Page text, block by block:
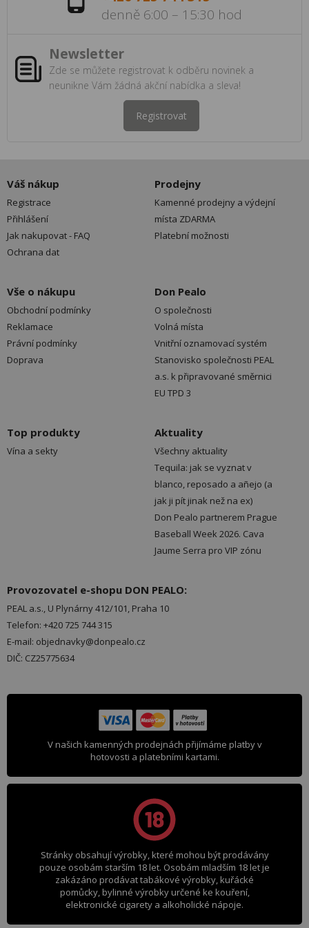
denně 6:00 – 15:30 hod
Newsletter
Zde se můžete registrovat k odběru novinek a
neunikne Vám žádná akční nabídka a sleva!
Registrovat
Váš nákup
Registrace
Přihlášení
Jak nakupovat - FAQ
Ochrana dat
Prodejny
Kamenné prodejny a výdejní
místa ZDARMA
Platební možnosti
Vše o nákupu
Obchodní podmínky
Reklamace
Právní podmínky
Doprava
Don Pealo
O společnosti
Volná místa
Vnitřní oznamovací systém
Stanovisko společnosti PEAL
a.s. k připravované směrnici
EU TPD 3
Top produkty
Vína a sekty
Aktuality
Všechny aktuality
Tequila: jak se vyznat v
blanco, reposado a añejo (a
jak ji pít jinak než na ex)
Don Pealo partnerem Prague
Baseball Week 2026. Cava
Jaume Serra pro VIP zónu
Provozovatel e-shopu DON PEALO:
PEAL a.s., U Plynárny 412/101, Praha 10
Telefon: +420 725 744 315
E-mail: objednavky@donpealo.cz
DIČ: CZ25775634
V našich kamenných prodejnách přijímáme platby v
hotovosti a platebními kartami.
Stránky obsahují výrobky, které mohou být prodávány
pouze osobám starším 18 let. Osobám mladším 18 let je
zakázáno prodávat tabákové výrobky, kuřácké
pomůcky, bylinné výrobky určené ke kouření,
elektronické cigarety a alkoholické nápoje.